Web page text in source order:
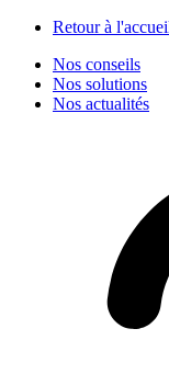
Retour à
Nos conseils
Nos solutions
Nos actualités